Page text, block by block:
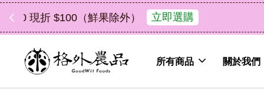
中秋禮盒新上市｜橘
所有商品 關於我們